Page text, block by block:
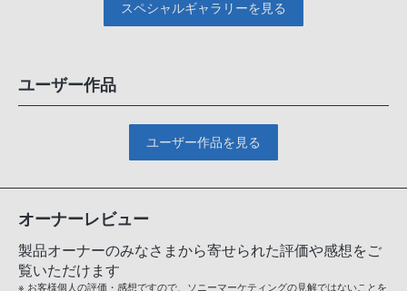
スペシャルギャラリーを見る
ユーザー作品
ユーザー作品を見る
オーナーレビュー
製品オーナーのみなさまから寄せられた評価や感想をご
覧いただけます
※ お客様個人の評価・感想ですので、ソニーマーケティングの見解ではないことを